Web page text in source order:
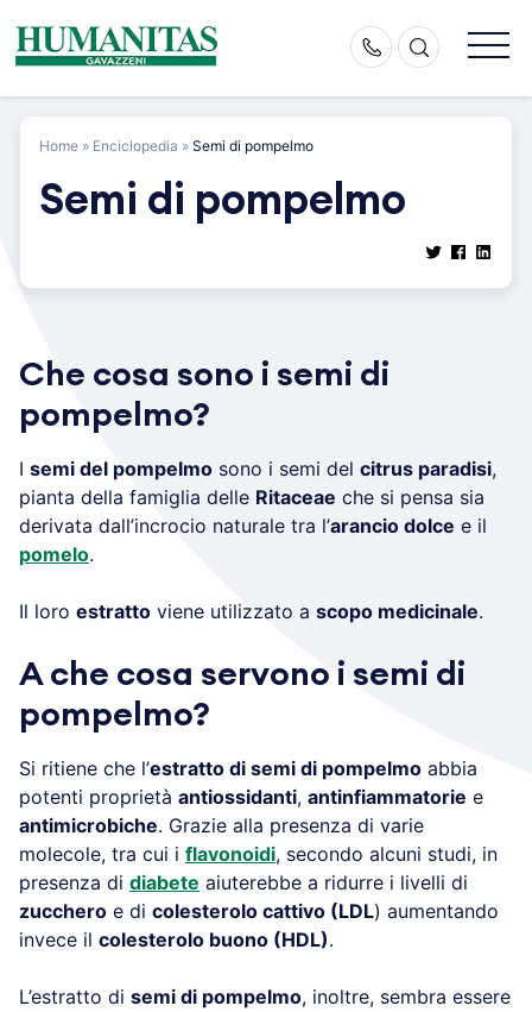
content
Home » Enciclopedia » Semi di pompelmo
Semi di pompelmo
Che cosa sono i semi di
pompelmo?
I semi del pompelmo sono i semi del citrus paradisi,
pianta della famiglia delle Ritaceae che si pensa sia
derivata dall’incrocio naturale tra l’arancio dolce e il
pomelo.
Il loro estratto viene utilizzato a scopo medicinale.
A che cosa servono i semi di
pompelmo?
Si ritiene che l’estratto di semi di pompelmo abbia
potenti proprietà antiossidanti, antinfiammatorie e
antimicrobiche. Grazie alla presenza di varie
molecole, tra cui i flavonoidi, secondo alcuni studi, in
presenza di diabete aiuterebbe a ridurre i livelli di
zucchero e di colesterolo cattivo (LDL) aumentando
invece il colesterolo buono (HDL).
L’estratto di semi di pompelmo, inoltre, sembra essere